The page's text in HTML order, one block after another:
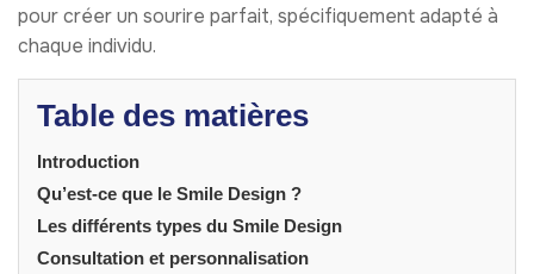
pour créer un sourire parfait, spécifiquement adapté à
chaque individu.
Table des matières
Introduction
Qu’est-ce que le Smile Design ?
Les différents types du Smile Design
Consultation et personnalisation